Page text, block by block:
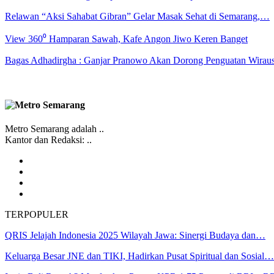
Relawan “Aksi Sahabat Gibran” Gelar Masak Sehat di Semarang,…
View 360⁰ Hamparan Sawah, Kafe Angon Jiwo Keren Banget
Bagas Adhadirgha : Ganjar Pranowo Akan Dorong Penguatan
Metro Semarang adalah ..
Kantor dan Redaksi: ..
TERPOPULER
QRIS Jelajah Indonesia 2025 Wilayah Jawa: Sinergi Budaya dan…
Keluarga Besar JNE dan TIKI, Hadirkan Pusat Spiritual dan Sosial…